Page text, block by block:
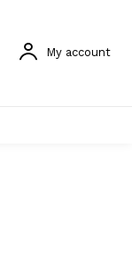
My account